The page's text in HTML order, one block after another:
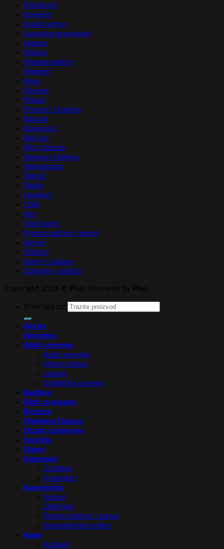
Kišobrani
Koverte
Kućni setovi
Lasersko graviranje
Lepota
Majice
Memorandum
Markeri
Kese
Olovke
Plakat
Privesci i trakice
Računi
Rokovnici
Roll-up
Sito štampa
Tampon štampa
Tehnologija
Tekstil
Torbe
Upaljači
USB
Vez
Vizit karte
Promo pultovi i panoi
Satovi
Vizitari
Sport i zabava
Zdravlje i zaštita
Akcija
Aktuelno
Alati i oprema
Auto oprema
Merni pribor
Lampe
Izviđačka oprema
Bedževi
Blok za pisanje
Brošure
Digitalna štampa
Dizajn i priprema
Fascikle
Flajeri
Kalendari
Čestitke
Kalendari
Kancelarija
Satovi
Digitroni
Promo pultovi i panoi
Kancelarijski pribor
Kape
Kačketi